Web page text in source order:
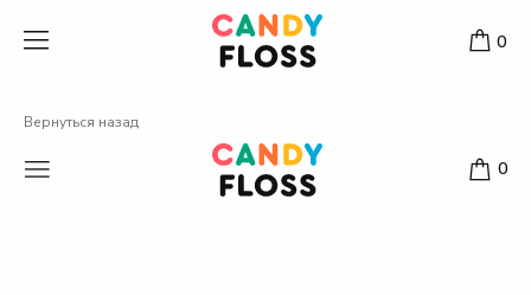
0
Вернуться назад
0